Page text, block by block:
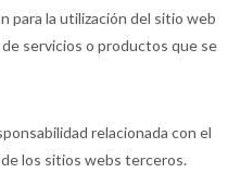
para la utilización del sitio web
servicios o productos que se
relacionada con el
los sitios webs terceros.